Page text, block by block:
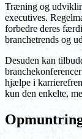
Træning og
executives.
forbedre deres
branchetrends og
Desuden kan
hjælpe i
kun den enkelte,